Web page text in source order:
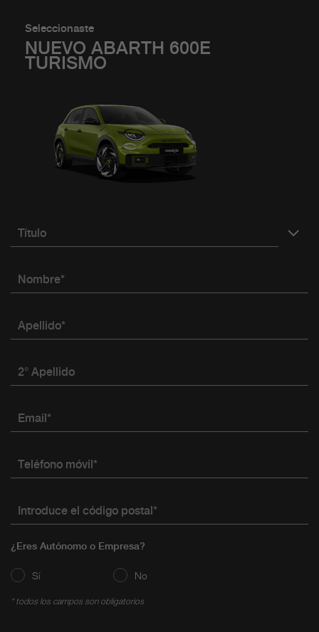
Seleccionaste
NUEVO ABARTH 600E
TURISMO
Título
Nombre*
Apellido*
2° Apellido
Email*
Teléfono móvil*
Introduce el código postal*
¿Eres Autónomo o Empresa?
Sí No
* todos los campos son obligatorios